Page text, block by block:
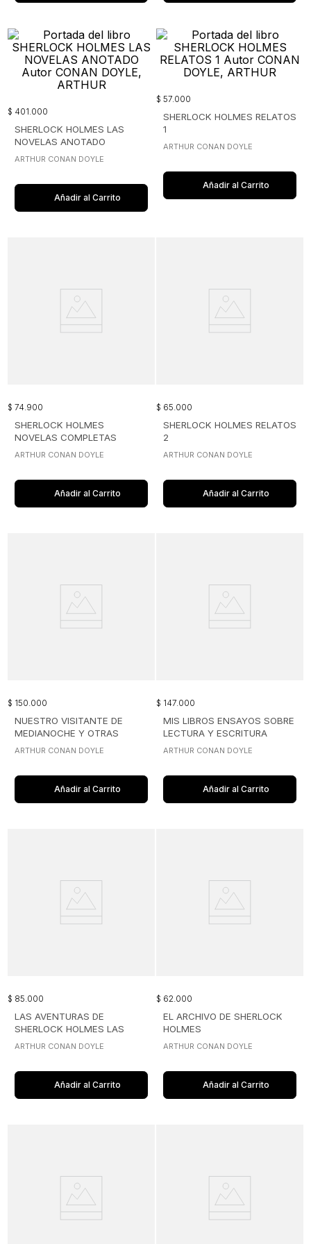
$ 401.000
SHERLOCK HOLMES LAS
NOVELAS ANOTADO
ARTHUR CONAN DOYLE
Añadir al Carrito
$ 57.000
SHERLOCK HOLMES RELATOS
1
ARTHUR CONAN DOYLE
Añadir al Carrito
$ 74.900
SHERLOCK HOLMES
NOVELAS COMPLETAS
ARTHUR CONAN DOYLE
Añadir al Carrito
$ 65.000
SHERLOCK HOLMES RELATOS
2
ARTHUR CONAN DOYLE
Añadir al Carrito
$ 150.000
NUESTRO VISITANTE DE
MEDIANOCHE Y OTRAS
HISTORIAS
ARTHUR CONAN DOYLE
Añadir al Carrito
$ 147.000
MIS LIBROS ENSAYOS SOBRE
LECTURA Y ESCRITURA
ARTHUR CONAN DOYLE
Añadir al Carrito
$ 85.000
LAS AVENTURAS DE
SHERLOCK HOLMES LAS
MEMORIAS DE SHERLOCK
ARTHUR CONAN DOYLE
Añadir al Carrito
$ 62.000
EL ARCHIVO DE SHERLOCK
HOLMES
ARTHUR CONAN DOYLE
Añadir al Carrito